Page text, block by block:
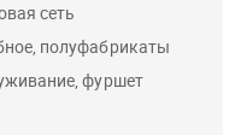
сеть
полуфабрикаты
фуршет